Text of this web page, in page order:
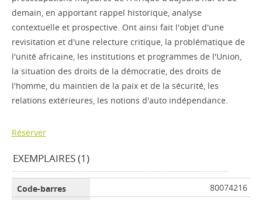
demain, en apportant rappel historique, analyse
contextuelle et prospective. Ont ainsi fait l'objet d'une
revisitation et d'une relecture critique, la problématique de
l'unité africaine, les institutions et programmes de l'Union,
la situation des droits de la démocratie, des droits de
l'homme, du maintien de la paix et de la sécurité, les
relations extérieures, les notions d'auto indépendance.
Réserver
EXEMPLAIRES (1)
80074216